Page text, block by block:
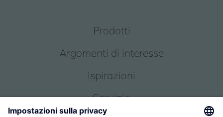
Prodotti
Argomenti di interesse
Ispirazioni
Servizio